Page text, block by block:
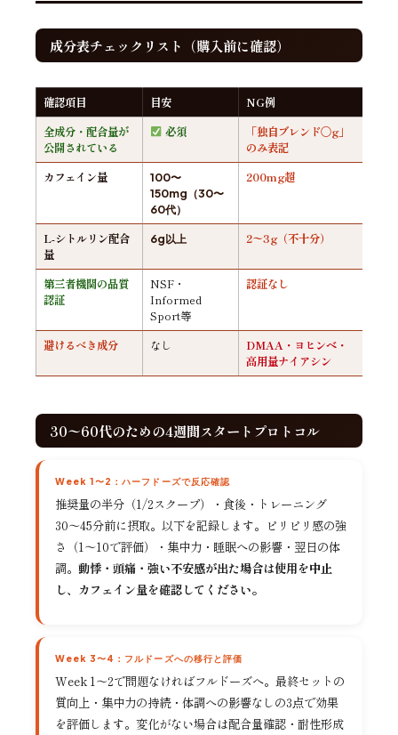
成分表チェックリスト（購入前に確認）
確認項目 目安
NG例
全成分・配合量が
公開されている
必須
「独自ブレンド○g」
のみ表記
カフェイン量
100〜
150mg（30〜
60代）
200mg超
L-シトルリン配合
量
6g以上 2〜3g（不十分）
第三者機関の品質
認証
NSF・
Informed
Sport等
認証なし
避けるべき成分 なし
DMAA・ヨヒンベ・
高用量ナイアシン
30〜60代のための4週間スタートプロトコル
Week 1〜2：ハーフドーズで反応確認
推奨量の半分（1/2スクープ）・食後・トレーニング
30〜45分前に摂取。以下を記録します。ピリピリ感の強
さ（1〜10で評価）・集中力・睡眠への影響・翌日の体
調。 動悸・頭痛・強い不安感が出た場合は使用を中止
し、カフェイン量を確認してください。
Week 3〜4：フルドーズへの移行と評価
Week 1〜2で問題なければフルドーズへ。最終セットの
質向上・集中力の持続・体調への影響なしの3点で効果
を評価します。変化がない場合は配合量確認・耐性形成